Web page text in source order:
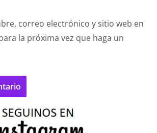
correo electrónico y sitio web en
la próxima vez que haga un